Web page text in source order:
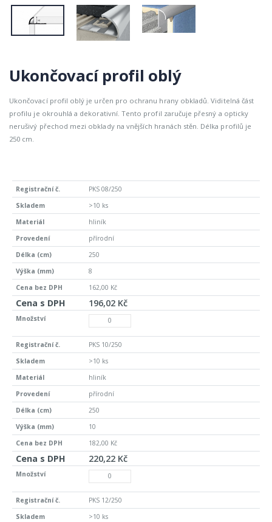
Ukončovací profil oblý
Ukončovací profil oblý je určen pro ochranu hrany obkladů. Viditelná část
profilu je okrouhlá a dekorativní. Tento profil zaručuje přesný a opticky
nerušivý přechod mezi obklady na vnějších hranách stěn. Délka profilů je
250 cm.
PKS 08/250
>10 ks
hliník
přírodní
250
8
162,00 Kč
196,02 Kč
PKS 10/250
>10 ks
hliník
přírodní
250
10
182,00 Kč
220,22 Kč
PKS 12/250
>10 ks